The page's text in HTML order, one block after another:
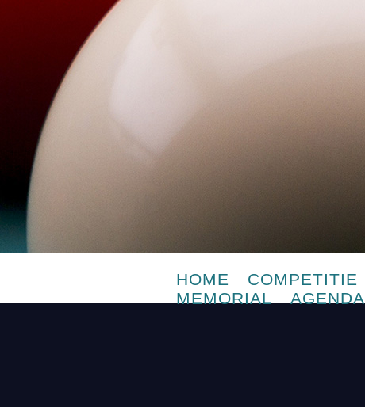
HOME COMPETITIE
MEMORIAL
AGENDA